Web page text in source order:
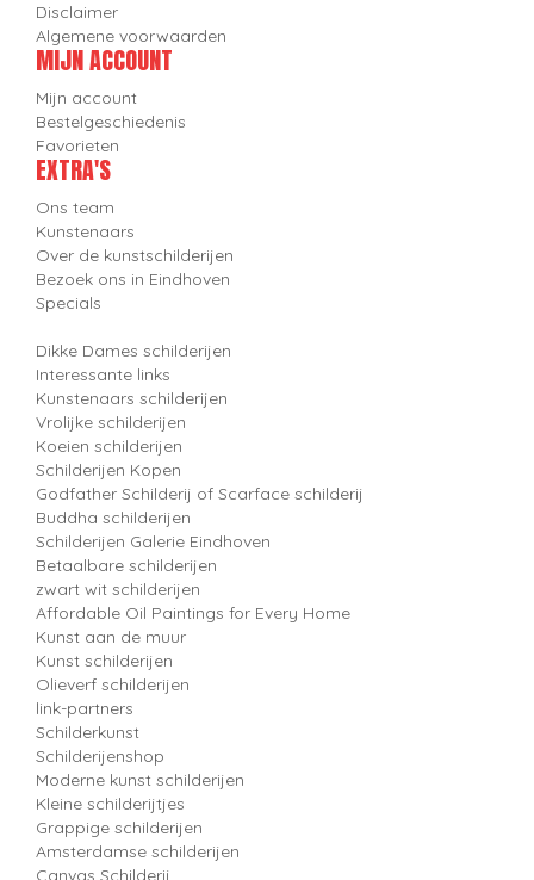
Disclaimer
Algemene voorwaarden
MIJN ACCOUNT
Mijn account
Bestelgeschiedenis
Favorieten
EXTRA'S
Ons team
Kunstenaars
Over de kunstschilderijen
Bezoek ons in Eindhoven
Specials
Dikke Dames schilderijen
Interessante links
Kunstenaars schilderijen
Vrolijke schilderijen
Koeien schilderijen
Schilderijen Kopen
Godfather Schilderij of Scarface schilderij
Buddha schilderijen
Schilderijen Galerie Eindhoven
Betaalbare schilderijen
zwart wit schilderijen
Affordable Oil Paintings for Every Home
Kunst aan de muur
Kunst schilderijen
Olieverf schilderijen
link-partners
Schilderkunst
Schilderijenshop
Moderne kunst schilderijen
Kleine schilderijtjes
Grappige schilderijen
Amsterdamse schilderijen
Canvas Schilderij